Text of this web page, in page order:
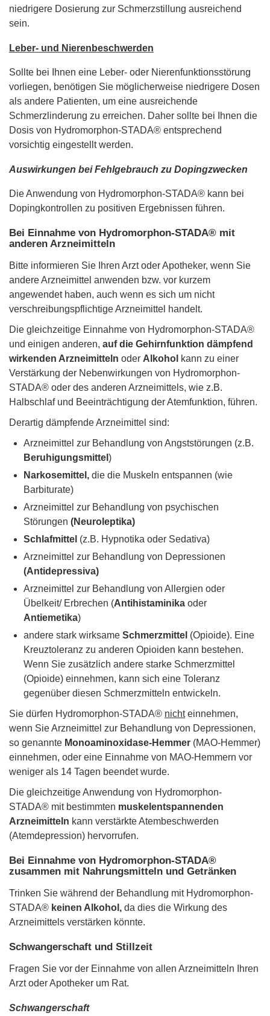
niedrigere Dosierung zur Schmerzstillung ausreichend
sein.
Leber- und Nierenbeschwerden
Sollte bei Ihnen eine Leber- oder Nierenfunktionsstörung
vorliegen, benötigen Sie möglicherweise niedrigere Dosen
als andere Patienten, um eine ausreichende
Schmerzlinderung zu erreichen. Daher sollte bei Ihnen die
Dosis von Hydromorphon-STADA® entsprechend
vorsichtig eingestellt werden.
Auswirkungen bei Fehlgebrauch zu Dopingzwecken
Die Anwendung von Hydromorphon-STADA® kann bei
Dopingkontrollen zu positiven Ergebnissen führen.
Bei Einnahme von Hydromorphon-STADA® mit
anderen Arzneimitteln
Bitte informieren Sie Ihren Arzt oder Apotheker, wenn Sie
andere Arzneimittel anwenden bzw. vor kurzem
angewendet haben, auch wenn es sich um nicht
verschreibungspflichtige Arzneimittel handelt.
Die gleichzeitige Einnahme von Hydromorphon-STADA®
und einigen anderen, auf die Gehirnfunktion dämpfend
wirkenden Arzneimitteln oder Alkohol kann zu einer
Verstärkung der Nebenwirkungen von Hydromorphon-
STADA® oder des anderen Arzneimittels, wie z.B.
Halbschlaf und Beeinträchtigung der Atemfunktion, führen.
Derartig dämpfende Arzneimittel sind:
Arzneimittel zur Behandlung von Angststörungen (z.B.
Beruhigungsmittel )
Narkosemittel, die die Muskeln entspannen (wie
Barbiturate)
Arzneimittel zur Behandlung von psychischen
Störungen (Neuroleptika)
Schlafmittel (z.B. Hypnotika oder Sedativa)
Arzneimittel zur Behandlung von Depressionen
(Antidepressiva)
Arzneimittel zur Behandlung von Allergien oder
Übelkeit/ Erbrechen (Antihistaminika oder
Antiemetika)
andere stark wirksame Schmerzmittel (Opioide). Eine
Kreuztoleranz zu anderen Opioiden kann bestehen.
Wenn Sie zusätzlich andere starke Schmerzmittel
(Opioide) einnehmen, kann sich eine Toleranz
gegenüber diesen Schmerzmitteln entwickeln.
Sie dürfen Hydromorphon-STADA® nichteinnehmen,
wenn Sie Arzneimittel zur Behandlung von Depressionen,
so genannte Monoaminoxidase-Hemmer (MAO-Hemmer)
einnehmen, oder eine Einnahme von MAO-Hemmern vor
weniger als 14 Tagen beendet wurde.
Die gleichzeitige Anwendung von Hydromorphon-
STADA® mit bestimmten muskelentspannenden
Arzneimitteln kann verstärkte Atembeschwerden
(Atemdepression) hervorrufen.
Bei Einnahme von Hydromorphon-STADA®
zusammen mit Nahrungsmitteln und Getränken
Trinken Sie während der Behandlung mit Hydromorphon-
STADA® keinen Alkohol, da dies die Wirkung des
Arzneimittels verstärken könnte.
Schwangerschaft und Stillzeit
Fragen Sie vor der Einnahme von allen Arzneimitteln Ihren
Arzt oder Apotheker um Rat.
Schwangerschaft